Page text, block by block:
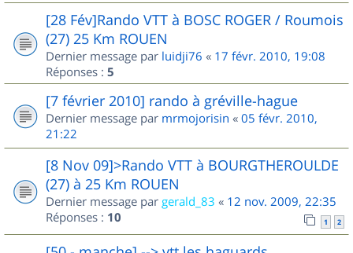
[28 Fév]Rando VTT à BOSC ROGER / Roumois
(27) 25 Km ROUEN
Dernier message par luidji76 « 17 févr. 2010, 19:08
Réponses : 5
[7 février 2010] rando à gréville-hague
Dernier message par mrmojorisin « 05 févr. 2010,
21:22
[8 Nov 09]>Rando VTT à BOURGTHEROULDE
(27) à 25 Km ROUEN
Dernier message par gerald_83 « 12 nov. 2009, 22:35
Réponses : 10 1 2